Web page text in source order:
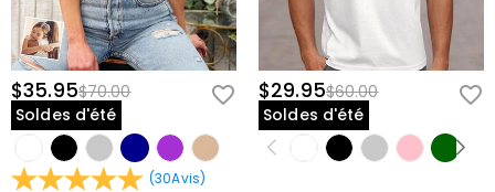
$35.95$70.00
Soldes d'été
(30Avis)
$29.95$60.00
Soldes d'été